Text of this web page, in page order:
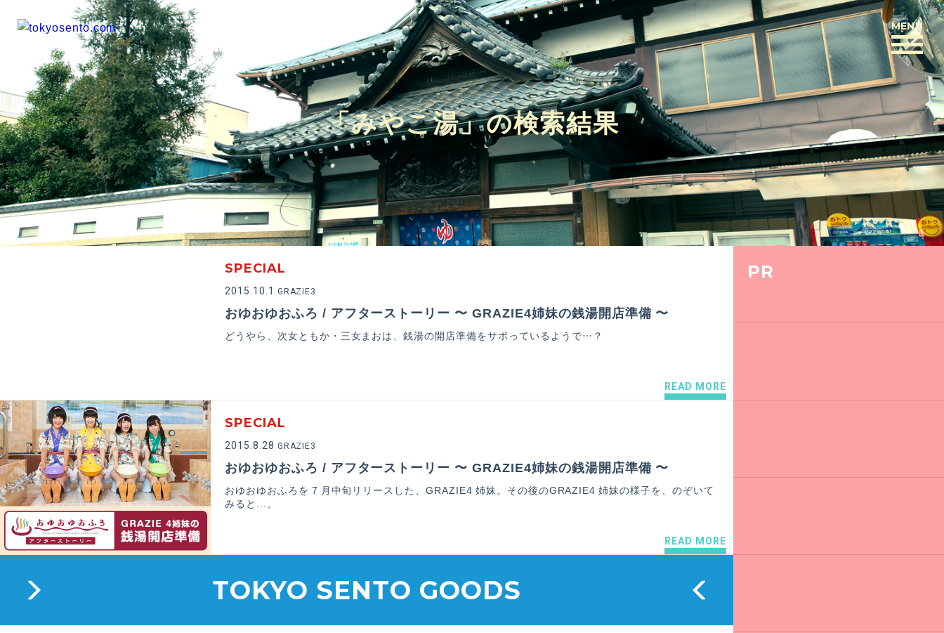
「みやこ湯」の検索結果
MENU
BACK
SPECIAL
2015.10.1 GRAZIE3
おゆおゆおふろ / アフターストーリー 〜 GRAZIE4姉妹の銭湯開店準備 〜
どうやら、次女ともか・三女まおは、銭湯の開店準備をサボっているようで…？
READ MORE
SPECIAL
2015.8.28 GRAZIE3
おゆおゆおふろ / アフターストーリー 〜 GRAZIE4姉妹の銭湯開店準備 〜
おゆおゆおふろを 7 月中旬リリースした、GRAZIE4 姉妹。その後のGRAZIE4 姉妹の様子を、のぞいて
みると...。
READ MORE
TOKYO SENTO GOODS
PR